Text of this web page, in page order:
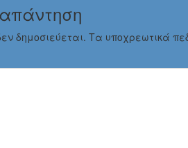
δημοσιεύεται. Τα υποχρεωτικά